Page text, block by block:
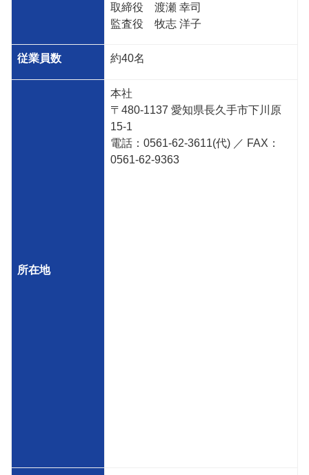
取締役 渡瀬 幸司
監査役 牧志 洋子
従業員数 約40名
所在地
本社
〒 480-1137 愛知県長久手市下川原
15-1
電話： 0561-62-3611(代) ／ FAX ：
0561-62-9363